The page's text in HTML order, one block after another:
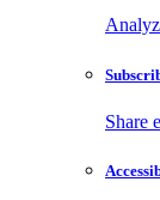
Share